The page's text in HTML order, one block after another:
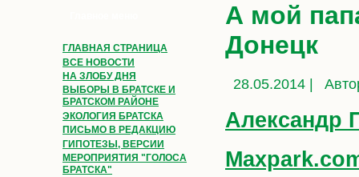
ГЛАВНАЯ СТРАНИЦА
ВСЕ НОВОСТИ
НА ЗЛОБУ ДНЯ
ВЫБОРЫ В БРАТСКЕ И
БРАТСКОМ РАЙОНЕ
ЭКОЛОГИЯ БРАТСКА
ПИСЬМО В РЕДАКЦИЮ
ГИПОТЕЗЫ, ВЕРСИИ
МЕРОПРИЯТИЯ "ГОЛОСА
БРАТСКА"
А мой
Донецк
28.05.2014 |
Александр